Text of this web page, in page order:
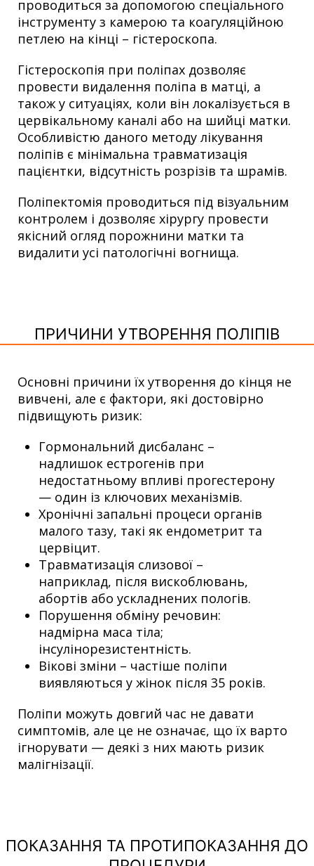
проводиться за допомогою спеціального
інструменту з камерою та коагуляційною
петлею на кінці – гістероскопа.
Гістероскопія при поліпах дозволяє
провести видалення поліпа в матці, а
також у ситуаціях, коли він локалізується в
цервікальному каналі або на шийці матки.
Особливістю даного методу лікування
поліпів є мінімальна травматизація
пацієнтки, відсутність розрізів та шрамів.
Поліпектомія проводиться під візуальним
контролем і дозволяє хірургу провести
якісний огляд порожнини матки та
видалити усі патологічні вогнища.
ПРИЧИНИ УТВОРЕННЯ ПОЛІПІВ
Основні причини їх утворення до кінця не
вивчені, але є фактори, які достовірно
підвищують ризик:
Гормональний дисбаланс –
надлишок естрогенів при
недостатньому впливі прогестерону
— один із ключових механізмів.
Хронічні запальні процеси органів
малого тазу, такі як ендометрит та
цервіцит.
Травматизація слизової –
наприклад, після вискоблювань,
абортів або ускладнених пологів.
Порушення обміну речовин:
надмірна маса тіла;
інсулінорезистентність.
Вікові зміни – частіше поліпи
виявляються у жінок після 35 років.
Поліпи можуть довгий час не давати
симптомів, але це не означає, що їх варто
ігнорувати — деякі з них мають ризик
малігнізації.
ПОКАЗАННЯ ТА ПРОТИПОКАЗАННЯ ДО